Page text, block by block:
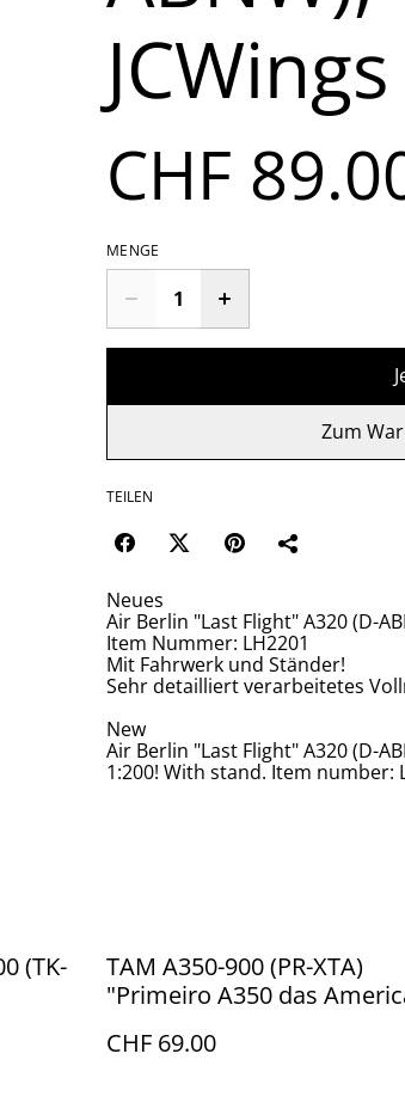
JCWings
CHF
MENGE
Zum
TEILEN
Neues
Air Berlin "Last Flight" A320 (D-
Item Nummer: LH2201
Mit Fahrwerk und Ständer!
Sehr detailliert verarbeitetes
New
Air Berlin "Last Flight" A320 (D-
1:200! With stand. Item number:
(TK-
TAM A350-900 (PR-XTA)
"Primeiro A350 das
CHF 69.00